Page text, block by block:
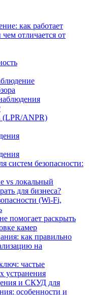
как работает
отличается от
(LPR/ANPR)
систем безопасности:
vs локальный
для бизнеса?
(Wi-Fi,
помогает раскрыть
камер
как правильно
на
частые
устранения
и СКУД для
особенности и